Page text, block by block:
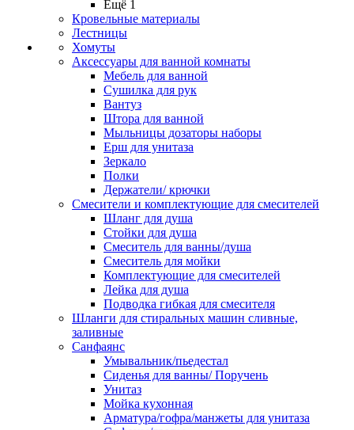
Ещё 1
Кровельные материалы
Лестницы
Хомуты
Аксессуары для ванной комнаты
Мебель для ванной
Сушилка для рук
Вантуз
Штора для ванной
Мыльницы дозаторы наборы
Ерш для унитаза
Зеркало
Полки
Держатели/ крючки
Смесители и комплектующие для смесителей
Шланг для душа
Стойки для душа
Смеситель для ванны/душа
Смеситель для мойки
Комплектующие для смесителей
Лейка для душа
Подводка гибкая для смесителя
Шланги для стиральных машин сливные,
заливные
Санфаянс
Умывальник/пьедестал
Сиденья для ванны/ Поручень
Унитаз
Мойка кухонная
Арматура/гофра/манжеты для унитаза